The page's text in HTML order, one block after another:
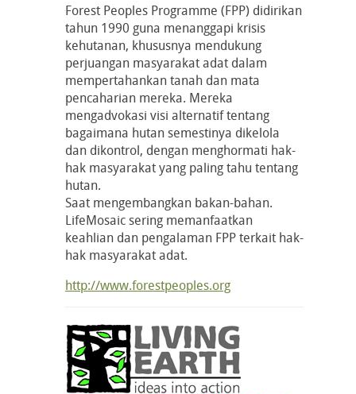
Forest Peoples Programme (FPP) didirikan
tahun 1990 guna menanggapi krisis
kehutanan, khususnya mendukung
perjuangan masyarakat adat dalam
mempertahankan tanah dan mata
pencaharian mereka. Mereka
mengadvokasi visi alternatif tentang
bagaimana hutan semestinya dikelola
dan dikontrol, dengan menghormati hak-
hak masyarakat yang paling tahu tentang
hutan.
Saat mengembangkan bakan-bahan.
LifeMosaic sering memanfaatkan
keahlian dan pengalaman FPP terkait hak-
hak masyarakat adat.
http://www.forestpeoples.org